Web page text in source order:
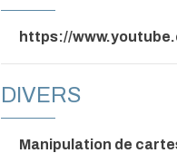
https://
DIVERS
Manipulation de